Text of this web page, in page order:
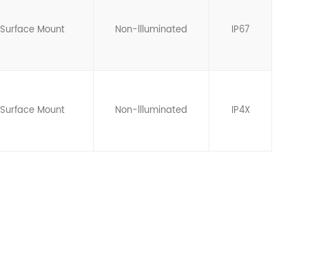
Surface Mount Non-llluminated IP67
Surface Mount Non-llluminated IP4X